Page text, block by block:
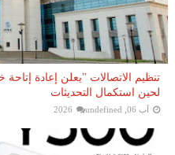
لحين استكمال التحديثات
آب 06, 2026 undefined